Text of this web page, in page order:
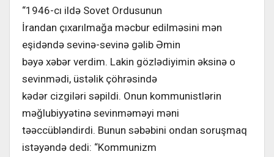
“1946-cı ildə Sovet Ordusunun
İrandan çıxarılmağa məcbur edilməsini mən
eşidəndə sevinə-sevinə gəlib Əmin
bəyə xəbər verdim. Lakin gözlədiyimin əksinə o
sevinmədi, üstəlik çöhrəsində
kədər cizgiləri səpildi. Onun kommunistlərin
məğlubiyyətinə sevinməməyi məni
təəccübləndirdi. Bunun səbəbini ondan soruşmaq
istəyəndə dedi: “Kommunizm